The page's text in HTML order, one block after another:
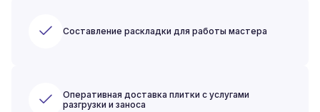
Составление раскладки для работы мастера
Оперативная доставка плитки с услугами
разгрузки и заноса